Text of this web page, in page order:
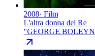
2008· Film
L'altra donna del Re
"GEORGE BOLEYN